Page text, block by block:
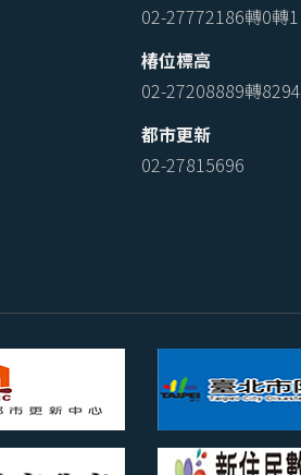
02-27772186轉0轉1
椿位標高
02-27208889轉8294
都市更新
02-27815696